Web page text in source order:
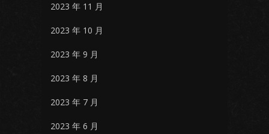
2023 年 11 月
2023 年 10 月
2023 年 9 月
2023 年 8 月
2023 年 7 月
2023 年 6 月